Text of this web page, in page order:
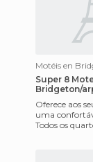
Motéis en
Super 8
Bridgeton/
Oferece aos
uma
Todos os